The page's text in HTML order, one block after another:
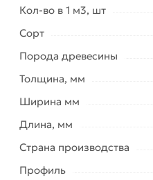
Кол-во в 1 м3, шт
Сорт
Порода древесины
Толщина, мм
Ширина мм
Длина, мм
Страна производства
Профиль